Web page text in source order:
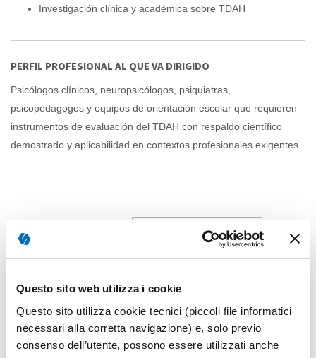
Questo sito web utilizza i cookie
Questo sito utilizza cookie tecnici (piccoli file informatici
necessari alla corretta navigazione) e, solo previo
consenso dell’utente, possono essere utilizzati anche
Investigación clínica y académica sobre TDAH
PERFIL PROFESIONAL AL QUE VA DIRIGIDO
Psicólogos clínicos, neuropsicólogos, psiquiatras,
psicopedagogos y equipos de orientación escolar que requieren
instrumentos de evaluación del TDAH con respaldo científico
demostrado y aplicabilidad en contextos profesionales exigentes.
artículos